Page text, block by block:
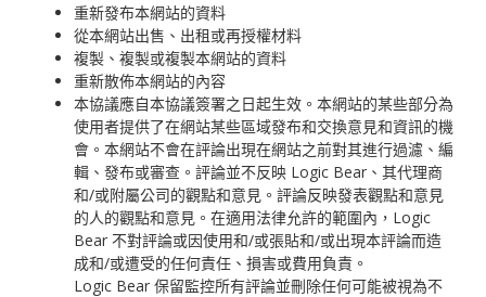
重新發布本網站的資料
從本網站出售、出租或再授權材料
複製、複製或複製本網站的資料
重新散佈本網站的內容
本協議應自本協議簽署之日起生效。本網站的某些部分為
使用者提供了在網站某些區域發布和交換意見和資訊的機
會。本網站不會在評論出現在網站之前對其進行過濾、編
輯、發布或審查。評論並不反映 Logic Bear、其代理商
和/或附屬公司的觀點和意見。評論反映發表觀點和意見
的人的觀點和意見。在適用法律允許的範圍內，Logic
Bear 不對評論或因使用和/或張貼和/或出現本評論而造
成和/或遭受的任何責任、損害或費用負責。
Logic Bear 保留監控所有評論並刪除任何可能被視為不